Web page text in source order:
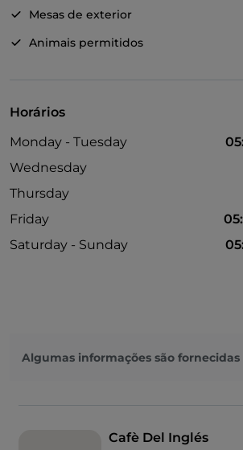
Mesas de exterior
Animais permitidos
Horários
Monday - Tuesday
Wednesday
Thursday
Friday
Saturday - Sunday
Algumas informações são fornecidas
Cafè Del Inglés